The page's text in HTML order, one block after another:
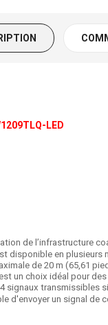
LED
de l’infrastructure
en
de 20 m (65,61
un choix idéal pour
signaux
d'envoyer un signal de